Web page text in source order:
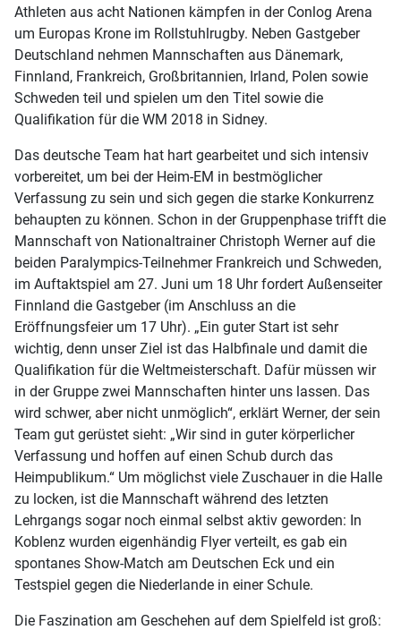
Athleten aus acht Nationen kämpfen in der Conlog Arena
um Europas Krone im Rollstuhlrugby. Neben Gastgeber
Deutschland nehmen Mannschaften aus Dänemark,
Finnland, Frankreich, Großbritannien, Irland, Polen sowie
Schweden teil und spielen um den Titel sowie die
Qualifikation für die WM 2018 in Sidney.
Das deutsche Team hat hart gearbeitet und sich intensiv
vorbereitet, um bei der Heim-EM in bestmöglicher
Verfassung zu sein und sich gegen die starke Konkurrenz
behaupten zu können. Schon in der Gruppenphase trifft die
Mannschaft von Nationaltrainer Christoph Werner auf die
beiden Paralympics-Teilnehmer Frankreich und Schweden,
im Auftaktspiel am 27. Juni um 18 Uhr fordert Außenseiter
Finnland die Gastgeber (im Anschluss an die
Eröffnungsfeier um 17 Uhr). „Ein guter Start ist sehr
wichtig, denn unser Ziel ist das Halbfinale und damit die
Qualifikation für die Weltmeisterschaft. Dafür müssen wir
in der Gruppe zwei Mannschaften hinter uns lassen. Das
wird schwer, aber nicht unmöglich“, erklärt Werner, der sein
Team gut gerüstet sieht: „Wir sind in guter körperlicher
Verfassung und hoffen auf einen Schub durch das
Heimpublikum.“ Um möglichst viele Zuschauer in die Halle
zu locken, ist die Mannschaft während des letzten
Lehrgangs sogar noch einmal selbst aktiv geworden: In
Koblenz wurden eigenhändig Flyer verteilt, es gab ein
spontanes Show-Match am Deutschen Eck und ein
Testspiel gegen die Niederlande in einer Schule.
Die Faszination am Geschehen auf dem Spielfeld ist groß: